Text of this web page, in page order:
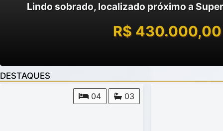
Lindo sobrado, localizado próximo a
R$ 430.000,00
DESTAQUES
04 03